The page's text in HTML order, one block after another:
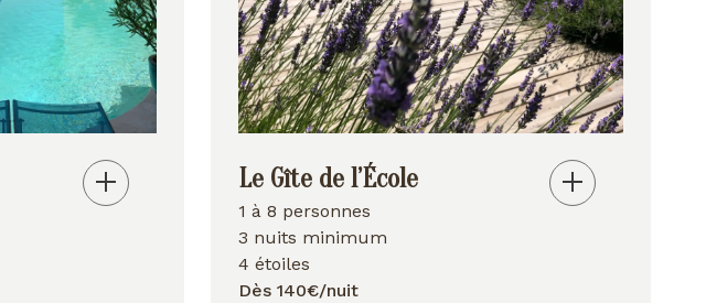
Le Gîte de l’École
1 à 8 personnes
3 nuits minimum
4 étoiles
Dès 140€/nuit